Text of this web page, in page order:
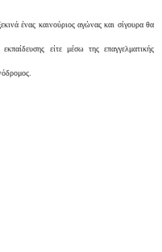
ένας καινούριος αγώνας και σίγουρα θα
είτε μέσω της επαγγελματικής